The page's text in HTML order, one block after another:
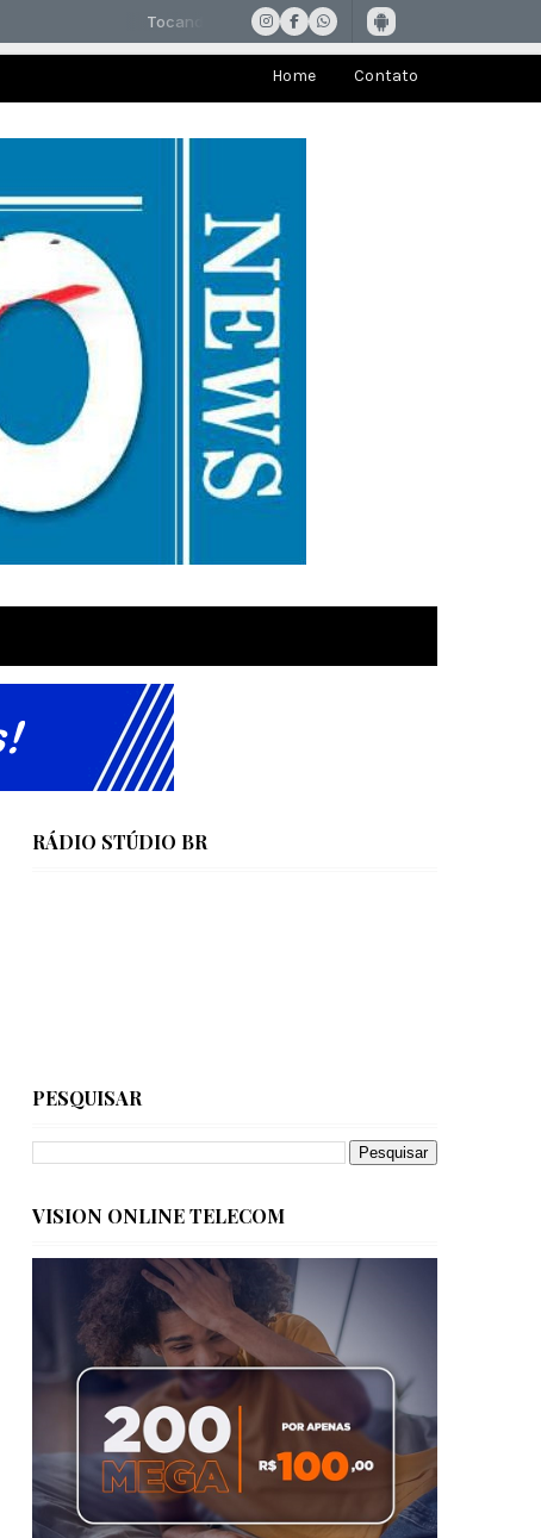
Home Contato
RÁDIO STÚDIO BR
PESQUISAR
VISION ONLINE TELECOM